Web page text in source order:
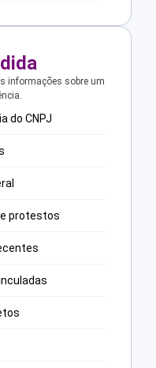
informações sobre um
do CNPJ
protestos